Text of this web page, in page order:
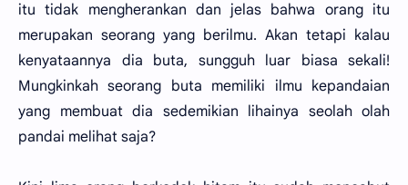
itu tidak mengherankan dan jelas bahwa orang itu
merupakan seorang yang berilmu. Akan tetapi kalau
kenyataannya dia buta, sungguh luar biasa sekali!
Mungkinkah seorang buta memiliki ilmu kepandaian
yang membuat dia sedemikian lihainya seolah olah
pandai melihat saja?